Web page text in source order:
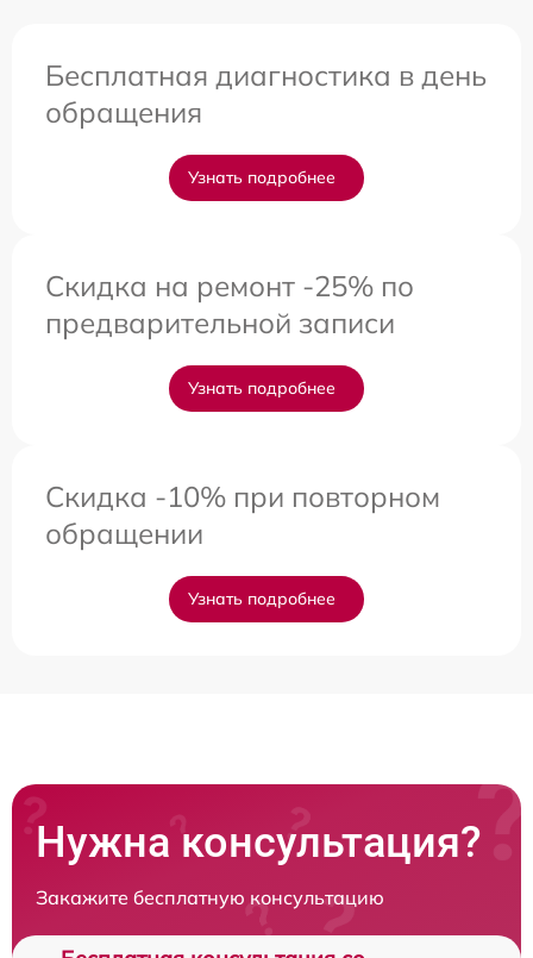
Бесплатная диагностика в день
обращения
Узнать подробнее
Скидка на ремонт -25% по
предварительной записи
Узнать подробнее
Скидка -10% при повторном
обращении
Узнать подробнее
Нужна консультация?
Закажите бесплатную консультацию